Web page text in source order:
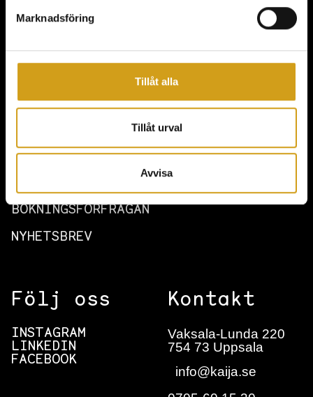
Marknadsföring
Tillåt alla
Tillåt urval
Avvisa
KONFERENS
FEST & EVENT
AKTIVITETER
HITTA HIT
BOKNINGSFÖRFRÅGAN
NYHETSBREV
Följ oss
INSTAGRAM
LINKEDIN
FACEBOOK
Kontakt
Vaksala-Lunda 220
754 73 Uppsala
info@kaija.se